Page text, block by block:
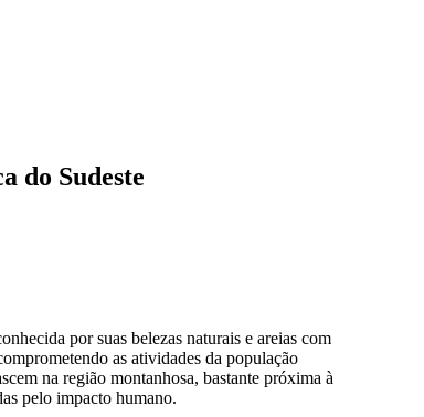
do Sudeste
por suas belezas naturais e areias com
as atividades da população
na região montanhosa, bastante próxima à
pelo impacto humano.